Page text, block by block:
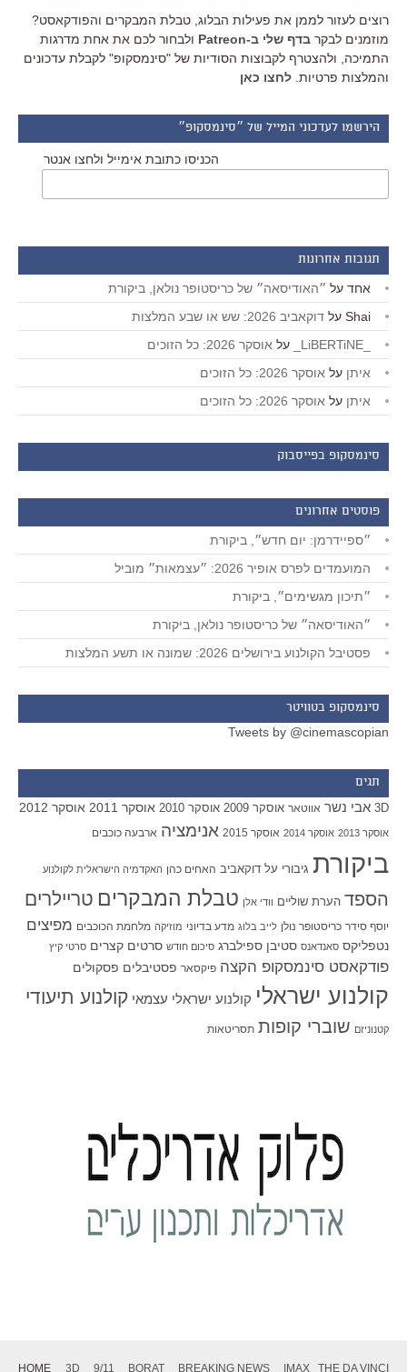
רוצים לעזור לממן את פעילות הבלוג, טבלת המבקרים והפודקאסט?
מוזמנים לבקר בדף שלי ב-Patreon
ולבחור לכם את אחת מדרגות
התמיכה, ולהצטרף לקבוצות הסודיות של "סינמסקופ" לקבלת עדכונים
והמלצות פרטיות. לחצו כאן
הירשמו לעדכוני המייל של ״סינמסקופ״
הכניסו כתובת אימייל ולחצו אנטר
תגובות אחרונות
אחד על ״האודיסאה״ של כריסטופר נולאן, ביקורת
Shai על דוקאביב 2026: שש או שבע המלצות
על אוסקר 2026: כל הזוכים
איתן על אוסקר 2026: כל הזוכים
איתן על אוסקר 2026: כל הזוכים
סינמסקופ בפייסבוק
פוסטים אחרונים
״ספיידרמן: יום חדש״, ביקורת
המועמדים לפרס אופיר 2026: ״עצמאות״ מוביל
״תיכון מגשימים״, ביקורת
״האודיסאה״ של כריסטופר נולאן, ביקורת
פסטיבל הקולנוע בירושלים 2026: שמונה או תשע המלצות
סינמסקופ בטוויטר
Tweets by @cinemascopian
תגים
3D אבי נשר אווטאר אוסקר 2009 אוסקר 2010 אוסקר 2011 אוסקר 2012
אוסקר 2013 אוסקר 2014 אוסקר 2015 אנימציה ארבעה כוכבים
ביקורת גיבורי על דוקאביב האחים כהן האקדמיה הישראלית לקולנוע
הספד הערת שוליים וודי אלן טבלת המבקרים טריילרים
יוסף סידר כריסטופר נולן לייב בלוג מדע בדיוני מוזיקה מלחמת הכוכבים מפיצים
נטפליקס סאנדאנס סטיבן ספילברג סיכום חודש סרטים קצרים סרטי קיץ
פודקאסט סינמסקופ הקצה פיקסאר פסטיבלים פסקולים
קולנוע ישראלי קולנוע ישראלי עצמאי קולנוע תיעודי
קטנוניזם שוברי קופות תסריטאות
HOME 3D 9/11 BORAT BREAKING NEWS IMAX THE DA VINCI